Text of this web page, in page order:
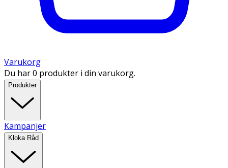
Varukorg
Du har 0 produkter i din varukorg.
Produkter
Kampanjer
Kloka Råd